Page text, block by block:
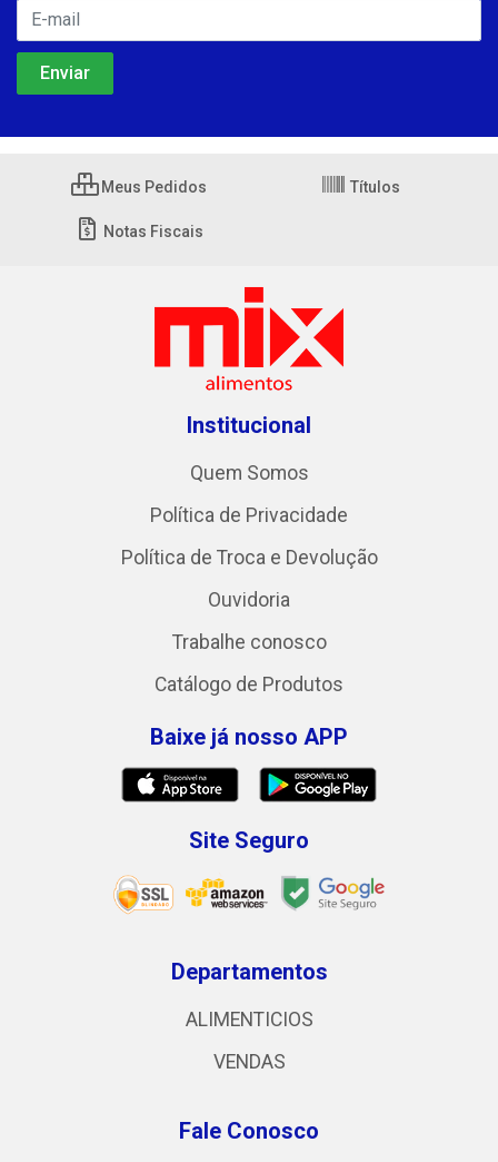
Meus Pedidos Títulos
Notas Fiscais
Institucional
Quem Somos
Política de Privacidade
Política de Troca e Devolução
Ouvidoria
Trabalhe conosco
Catálogo de Produtos
Baixe já nosso APP
Site Seguro
Departamentos
ALIMENTICIOS
VENDAS
Fale Conosco